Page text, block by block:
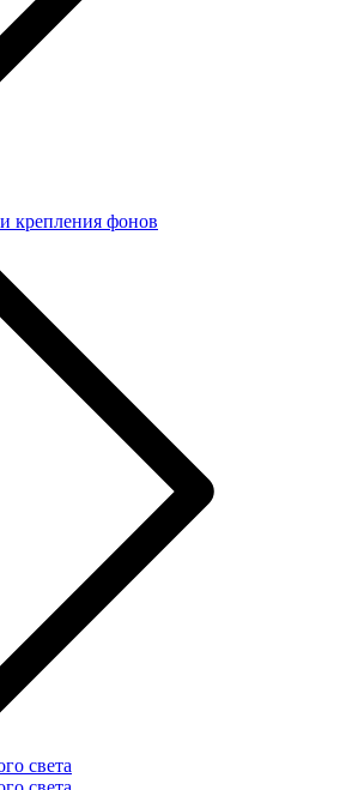
крепления фонов
света